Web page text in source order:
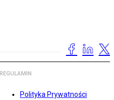
REGULAMIN
Polityka Prywatności